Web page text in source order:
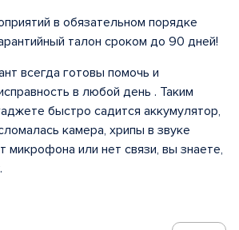
в обязательном порядке
талон сроком до 90 дней!
всегда готовы помочь и
в любой день . Таким
быстро садится аккумулятор,
камера, хрипы в звуке
микрофона или нет связи, вы знаете,